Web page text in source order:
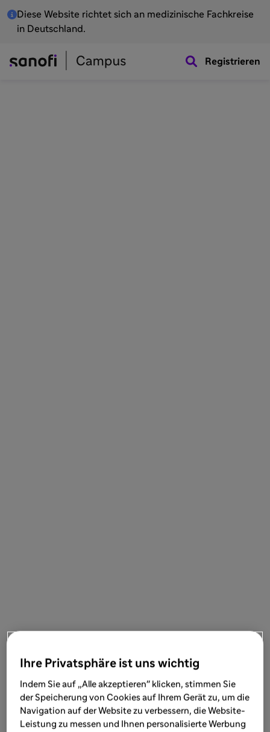
Diese Website richtet sich an medizinische Fachkreise
in Deutschland.
Registrieren
Ihre Privatsphäre ist uns wichtig
Indem Sie auf „Alle akzeptieren" klicken, stimmen Sie
der Speicherung von Cookies auf Ihrem Gerät zu, um die
Navigation auf der Website zu verbessern, die Website-
Leistung zu messen und Ihnen personalisierte Werbung